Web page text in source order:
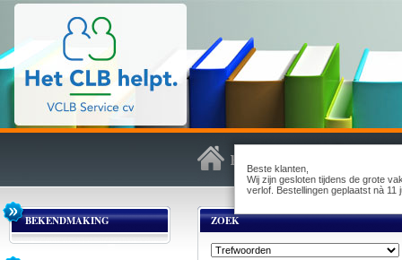
Beste klanten,
Wij zijn gesloten tijdens de grote
verlof. Bestellingen geplaatst nà
BEKENDMAKING ZOEK